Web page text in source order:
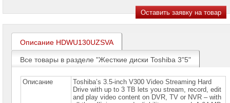
Принтеры
Серверы
Brand
Описание HDWU130UZSVA
Все товары в разделе "Жесткие диски Toshiba 3"5"
Описание
Toshiba’s 3.5-inch V300 Video Streaming Hard
Drive with up to 3 TB lets you stream, record, edit
and play video content on DVR, TV or NVR – with